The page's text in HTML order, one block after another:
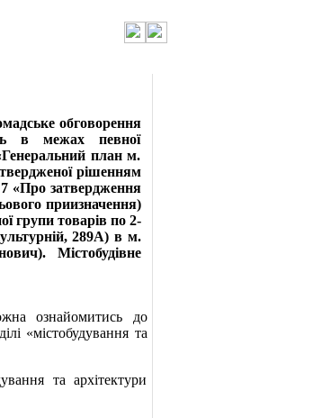
обговорення
в межах певної
план м.
рішенням
«Про затвердження
приизначення)
групи товарів по 2-
289А) в м.
Містобудівне
ознайомитись до
«містобудування та
та архітектури